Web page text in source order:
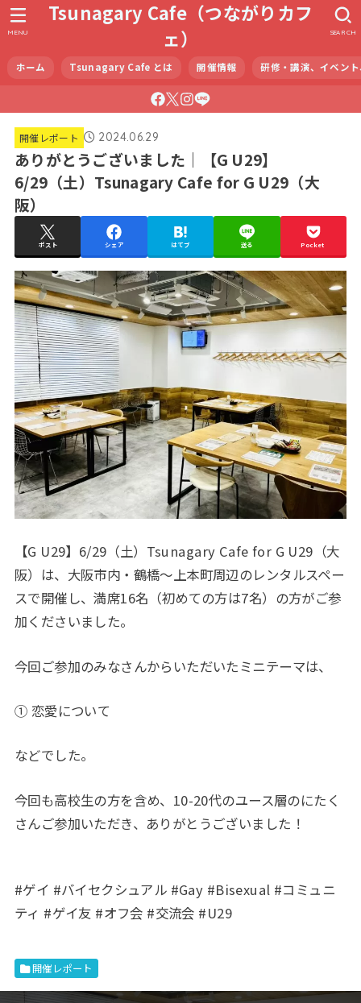
Tsunagary Cafe（つながりカフ
ェ）
ホーム Tsunagary Cafe とは 開催情報 研修・講演、イベン
SEARCH
MENU
開催レポート 2024.06.29
ありがとうございました｜【G U29】
6/29（土）Tsunagary Cafe for G U29（大
阪）
ポスト シェア はてブ 送る Pocket
【G U29】6/29（土）Tsunagary Cafe for G U29（大
阪）は、大阪市内・鶴橋～上本町周辺のレンタルスペー
スで開催し、満席16名（初めての方は7名）の方がご参
加くださいました。
今回ご参加のみなさんからいただいたミニテーマは、
① 恋愛について
などでした。
今回も高校生の方を含め、10-20代のユース層のにたく
さんご参加いただき、ありがとうございました！
#ゲイ #バイセクシュアル #Gay #Bisexual #コミュニ
ティ #ゲイ友 #オフ会 #交流会 #U29
開催レポート